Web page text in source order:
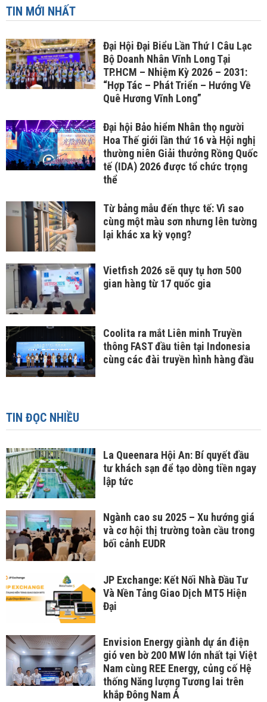
TIN MỚI NHẤT
Đại Hội Đại Biểu Lần Thứ I Câu Lạc
Bộ Doanh Nhân Vĩnh Long Tại
TP.HCM – Nhiệm Kỳ 2026 – 2031:
“Hợp Tác – Phát Triển – Hướng Về
Quê Hương Vĩnh Long”
Đại hội Bảo hiểm Nhân thọ người
Hoa Thế giới lần thứ 16 và Hội nghị
thường niên Giải thưởng Rồng Quốc
tế (IDA) 2026 được tổ chức trọng
thể
Từ bảng mẫu đến thực tế: Vì sao
cùng một màu sơn nhưng lên tường
lại khác xa kỳ vọng?
Vietfish 2026 sẽ quy tụ hơn 500
gian hàng từ 17 quốc gia
Coolita ra mắt Liên minh Truyền
thông FAST đầu tiên tại Indonesia
cùng các đài truyền hình hàng đầu
TIN ĐỌC NHIỀU
La Queenara Hội An: Bí quyết đầu
tư khách sạn để tạo dòng tiền ngay
lập tức
Ngành cao su 2025 – Xu hướng giá
và cơ hội thị trường toàn cầu trong
bối cảnh EUDR
JP Exchange: Kết Nối Nhà Đầu Tư
Và Nền Tảng Giao Dịch MT5 Hiện
Đại
Envision Energy giành dự án điện
gió ven bờ 200 MW lớn nhất tại Việt
Nam cùng REE Energy, củng cố Hệ
thống Năng lượng Tương lai trên
khắp Đông Nam Á